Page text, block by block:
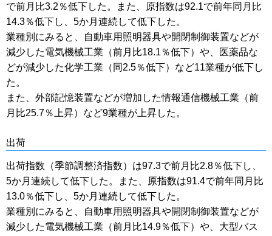
で前月比3.2％低下した。また、原指数は92.1で前年同月比
14.3％低下し、5か月連続して低下した。
業種別にみると、自動車用照明器具や開閉制御装置などが
減少した電気機械工業（前月比18.1％低下）や、医薬品な
どが減少した化学工業（同2.5％低下）など11業種が低下し
た。
また、外部記憶装置などが増加した情報通信機械工業（前
月比25.7％上昇）など9業種が上昇した。
出荷
出荷指数（季節調整済指数）は97.3で前月比2.8％低下し、
5か月連続して低下した。また、原指数は91.4で前年同月比
13.0％低下し、5か月連続して低下した。
業種別にみると、自動車用照明器具や開閉制御装置などが
減少した電気機械工業（前月比14.9％低下）や、大型バス